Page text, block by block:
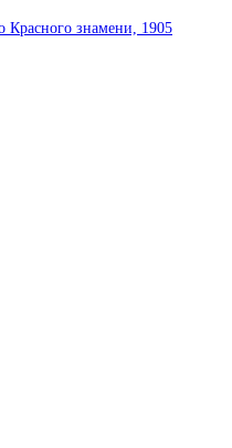
Красного знамени, 1905